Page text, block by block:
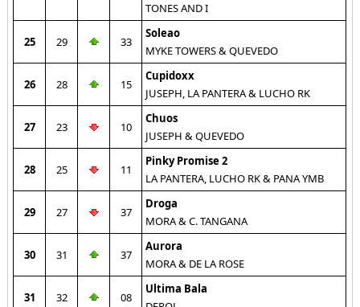
TONES AND I
25 29 33
Soleao
MYKE TOWERS & QUEVEDO
26 28 15
Cupidoxx
JUSEPH, LA PANTERA & LUCHO RK
27 23 10
Chuos
JUSEPH & QUEVEDO
28 25 11
Pinky Promise 2
LA PANTERA, LUCHO RK & PANA YMB
29 27 37
Droga
MORA & C. TANGANA
30 31 37
Aurora
MORA & DE LA ROSE
31 32 08
Ultima Bala